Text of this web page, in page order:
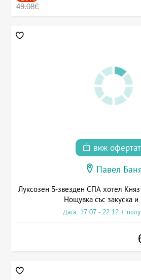
49.08€
виж
Павел
Луксозен 5-звезден СПА хотел
Нощувка със закуска и
Дата: 17.07 - 22.12 +